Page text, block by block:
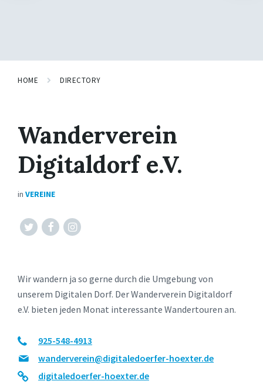
HOME DIRECTORY
Wanderverein
Digitaldorf e.V.
in VEREINE
TwitterFacebookInstagram
Wir wandern ja so gerne durch die Umgebung von
unserem Digitalen Dorf. Der Wanderverein Digitaldorf
e.V. bieten jeden Monat interessante Wandertouren an.
925-548-4913
wanderverein@digitaledoerfer-hoexter.de
digitaledoerfer-hoexter.de